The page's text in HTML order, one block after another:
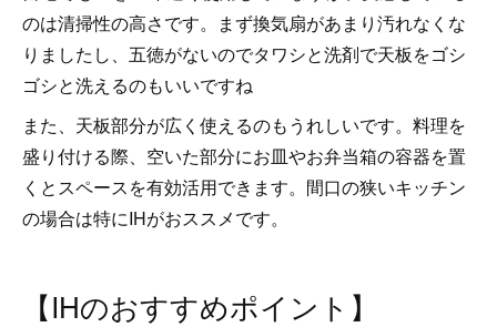
のは清掃性の高さです。まず換気扇があまり汚れなくな
りましたし、五徳がないのでタワシと洗剤で天板をゴシ
ゴシと洗えるのもいいですね
また、天板部分が広く使えるのもうれしいです。料理を
盛り付ける際、空いた部分にお皿やお弁当箱の容器を置
くとスペースを有効活用できます。間口の狭いキッチン
の場合は特にIHがおススメです。
【IHのおすすめポイント】